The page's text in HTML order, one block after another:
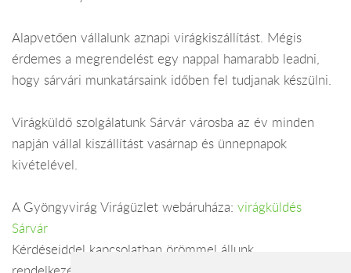
Alapvetően vállalunk aznapi virágkiszállítást. Mégis
érdemes a megrendelést egy nappal hamarabb leadni,
hogy sárvári munkatársaink időben fel tudjanak készülni.
Virágküldő szolgálatunk Sárvár városba az év minden
napján vállal kiszállítást vasárnap és ünnepnapok
kivételével.
A Gyöngyvirág Virágüzlet webáruháza: virágküldés
Sárvár
Kérdéseiddel kapcsolatban örömmel állunk